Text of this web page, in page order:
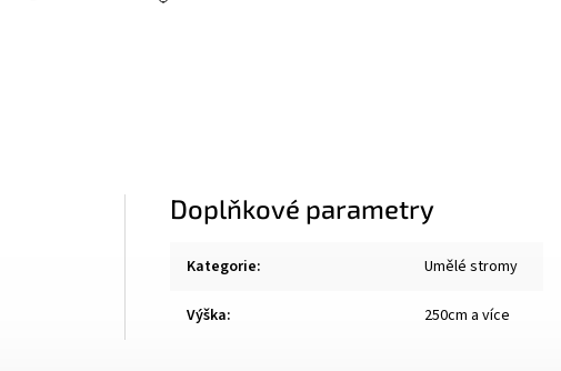
Doplňkové parametry
Kategorie: Umělé stromy
Výška: 250cm a více